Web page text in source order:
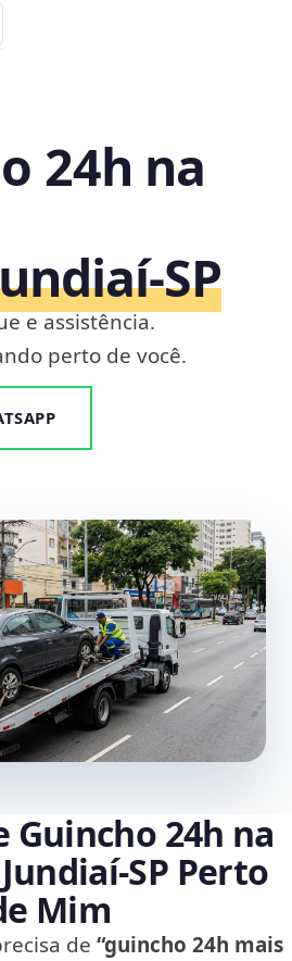
24h na
e assistência.
perto de você.
Guincho 24h na
Perto
Mim
de “guincho 24h mais